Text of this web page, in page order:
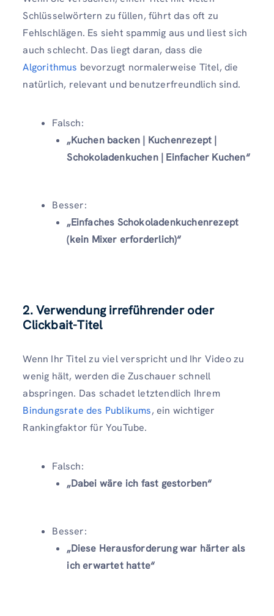
Schlüsselwörtern zu füllen, führt das oft zu
Fehlschlägen. Es sieht spammig aus und liest sich
auch schlecht. Das liegt daran, dass die
Algorithmus bevorzugt normalerweise Titel, die
natürlich, relevant und benutzerfreundlich sind.
Falsch:
„Kuchen backen | Kuchenrezept |
Schokoladenkuchen | Einfacher Kuchen“
Besser:
„Einfaches Schokoladenkuchenrezept
(kein Mixer erforderlich)“
2. Verwendung irreführender oder
Clickbait-Titel
Wenn Ihr Titel zu viel verspricht und Ihr Video zu
wenig hält, werden die Zuschauer schnell
abspringen. Das schadet letztendlich Ihrem
Bindungsrate des Publikums, ein wichtiger
Rankingfaktor für YouTube.
Falsch:
„Dabei wäre ich fast gestorben“
Besser:
„Diese Herausforderung war härter als
ich erwartet hatte“